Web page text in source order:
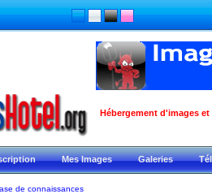
Hébergement d'images
Mes Images Galeries
de connaissances